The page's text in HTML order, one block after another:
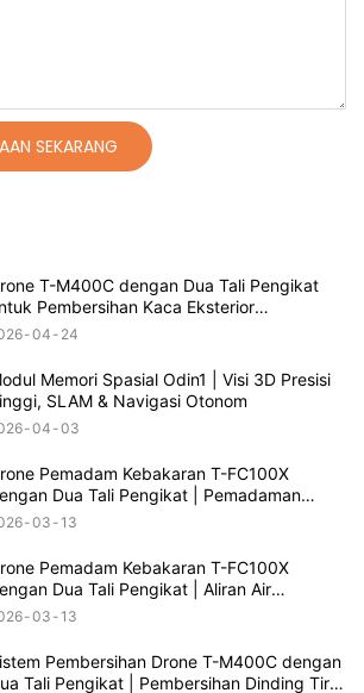
SEKARANG
T-M400C dengan Dua Tali Pengikat
Pembersihan Kaca Eksterior
Kelas Atas | Jangkauan 60m
04 24
Memori Spasial Odin1 | Visi 3D Presisi
SLAM & Navigasi Otonom
04 03
Pemadam Kebakaran T-FC100X
Dua Tali Pengikat | Pemadaman
Gedung Tinggi hingga 100m
03 13
Pemadam Kebakaran T-FC100X
Dua Tali Pengikat | Aliran Air
menit & Penyelamatan Kebakaran
03 13
Pembersihan Drone T-M400C dengan
Tali Pengikat | Pembersihan Dinding Tirai